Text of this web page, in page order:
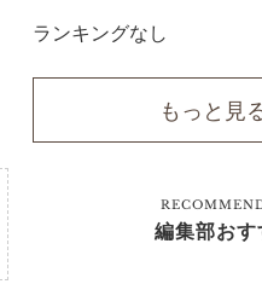
ランキングなし
もっと見
編集部おす